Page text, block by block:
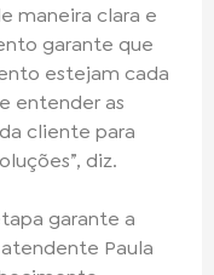
maneira clara e
garante que
estejam cada
entender as
cliente para
diz.
garante a
Paula